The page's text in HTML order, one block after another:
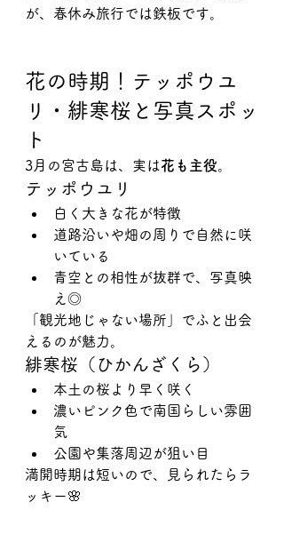
が、春休み旅行では鉄板です。
花の時期！テッポウユ
リ・緋寒桜と写真スポッ
ト
3月の宮古島は、実は花も主役
テッポウユリ
白く大きな花が特徴
道路沿いや畑の周りで自然に咲
いている
青空との相性が抜群で、写真映
え◎
「観光地じゃない場所」でふと出会
えるのが魅力。
緋寒桜（ひかんざくら）
本土の桜より早く咲く
濃いピンク色で南国らしい雰囲
気
公園や集落周辺が狙い目
満開時期は短いので、見られたらラ
ッキー🌸